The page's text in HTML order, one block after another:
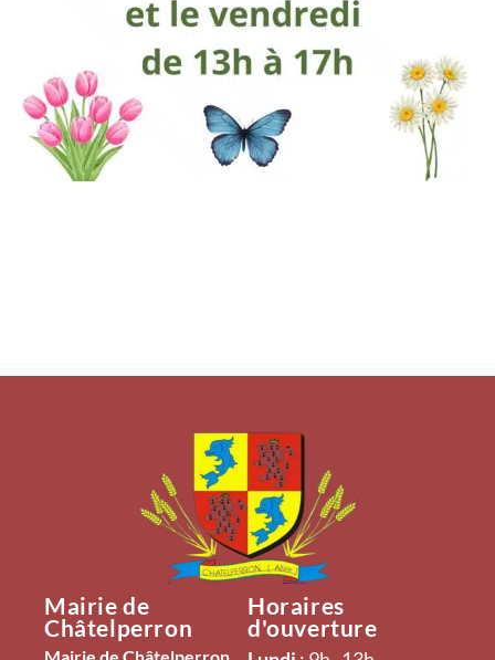
Mairie de
Châtelperron
Horaires
d'ouverture